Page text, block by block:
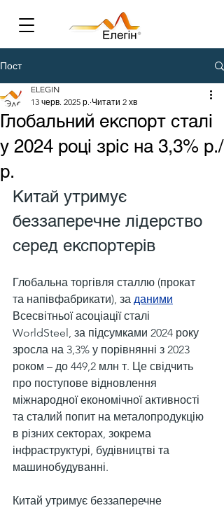
Пост
Глобальний експорт сталі
у 2024 році зріс на 3,3% р./
р.
ELEGIN
13 черв. 2025 р. Читати 2 хв
Китай утримує
беззаперечне лідерство
серед експортерів
Глобальна торгівля сталлю (прокат
та напівфабрикати), за даними
Всесвітньої асоціації сталі
WorldSteel, за підсумками 2024 року
зросла на 3,3% у порівнянні з 2023
роком – до 449,2 млн т. Це свідчить
про поступове відновлення
міжнародної економічної активності
та сталий попит на металопродукцію
в різних секторах, зокрема
інфраструктурі, будівництві та
машинобудуванні.
Китай утримує беззаперечне